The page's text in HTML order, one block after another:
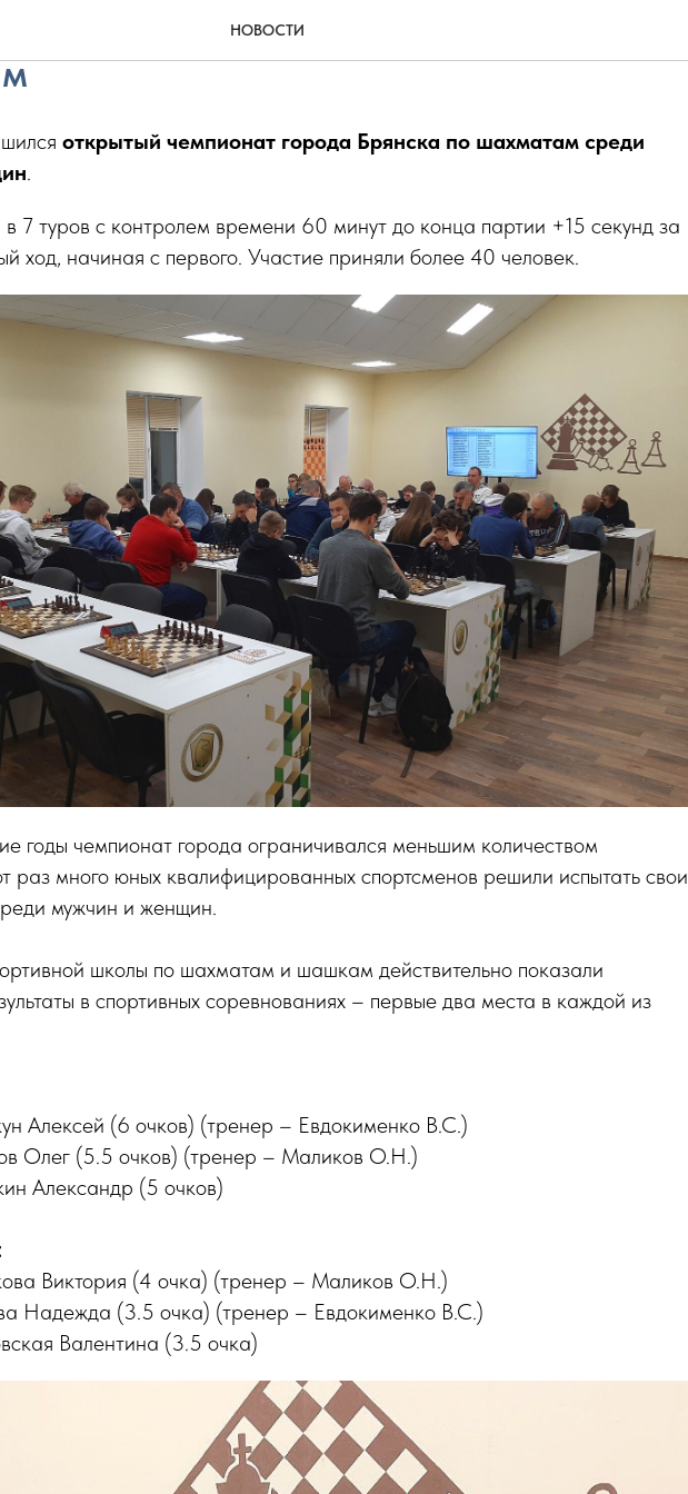
НОВОСТИ
города Брянска по
открытый чемпионат города Брянска по шахматам среди
.
7 туров с контролем времени 60 минут до конца партии +15 секунд за
ход, начиная с первого. Участие приняли более 40 человек.
годы чемпионат города ограничивался меньшим количеством
раз много юных квалифицированных спортсменов решили испытать свои
мужчин и женщин.
школы по шахматам и шашкам действительно показали
в спортивных соревнованиях – первые два места в каждой из
Алексей (6 очков) (тренер – Евдокименко В.С.)
Олег (5.5 очков) (тренер – Маликов О.Н.)
Александр (5 очков)
Виктория (4 очка) (тренер – Маликов О.Н.)
Надежда (3.5 очка) (тренер – Евдокименко В.С.)
Валентина (3.5 очка)